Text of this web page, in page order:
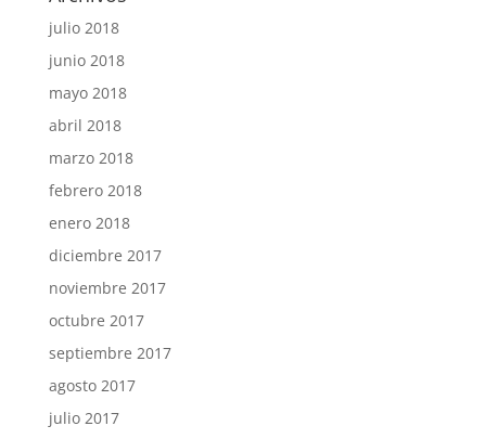
julio 2018
junio 2018
mayo 2018
abril 2018
marzo 2018
febrero 2018
enero 2018
diciembre 2017
noviembre 2017
octubre 2017
septiembre 2017
agosto 2017
julio 2017